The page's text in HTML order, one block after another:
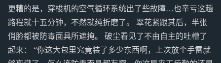
更糟的是，穿梭机的空气循环系统出了些故障…也辛亏这趟
路程就十五分钟，不然就纯折磨了。 翠花紧跟其后，半张
俏脸都被防毒面具所遮掩。 破尘看见了不由自主的吐槽了
起来： “你这大包里究竟装了多少东西啊，上次放个手雷就